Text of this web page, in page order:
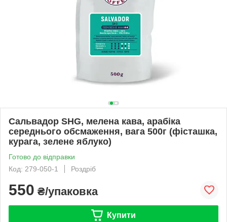
Сальвадор SHG, мелена кава, арабіка
середнього обсмаження, вага 500г (фісташка,
курага, зелене яблуко)
Готово до відправки
Код: 279-050-1
Роздріб
550 ₴/упаковка
Купити